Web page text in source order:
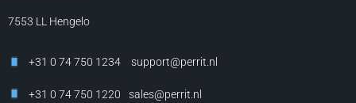
7553 LL Hengelo
+31 0 74 750 1234 support@perrit.nl
+31 0 74 750 1220 sales@perrit.nl